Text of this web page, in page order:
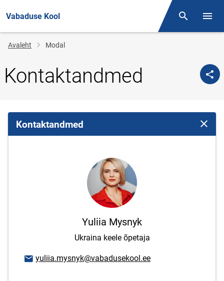
Vabaduse Kool Otsing
Jälglink
Avaleht Modal
Kontaktandmed
Kontaktandmed Sulge
Yuliia Mysnyk
Ukraina keele õpetaja
E-posti aadress
yuliia.mysnyk@vabadusekool.ee